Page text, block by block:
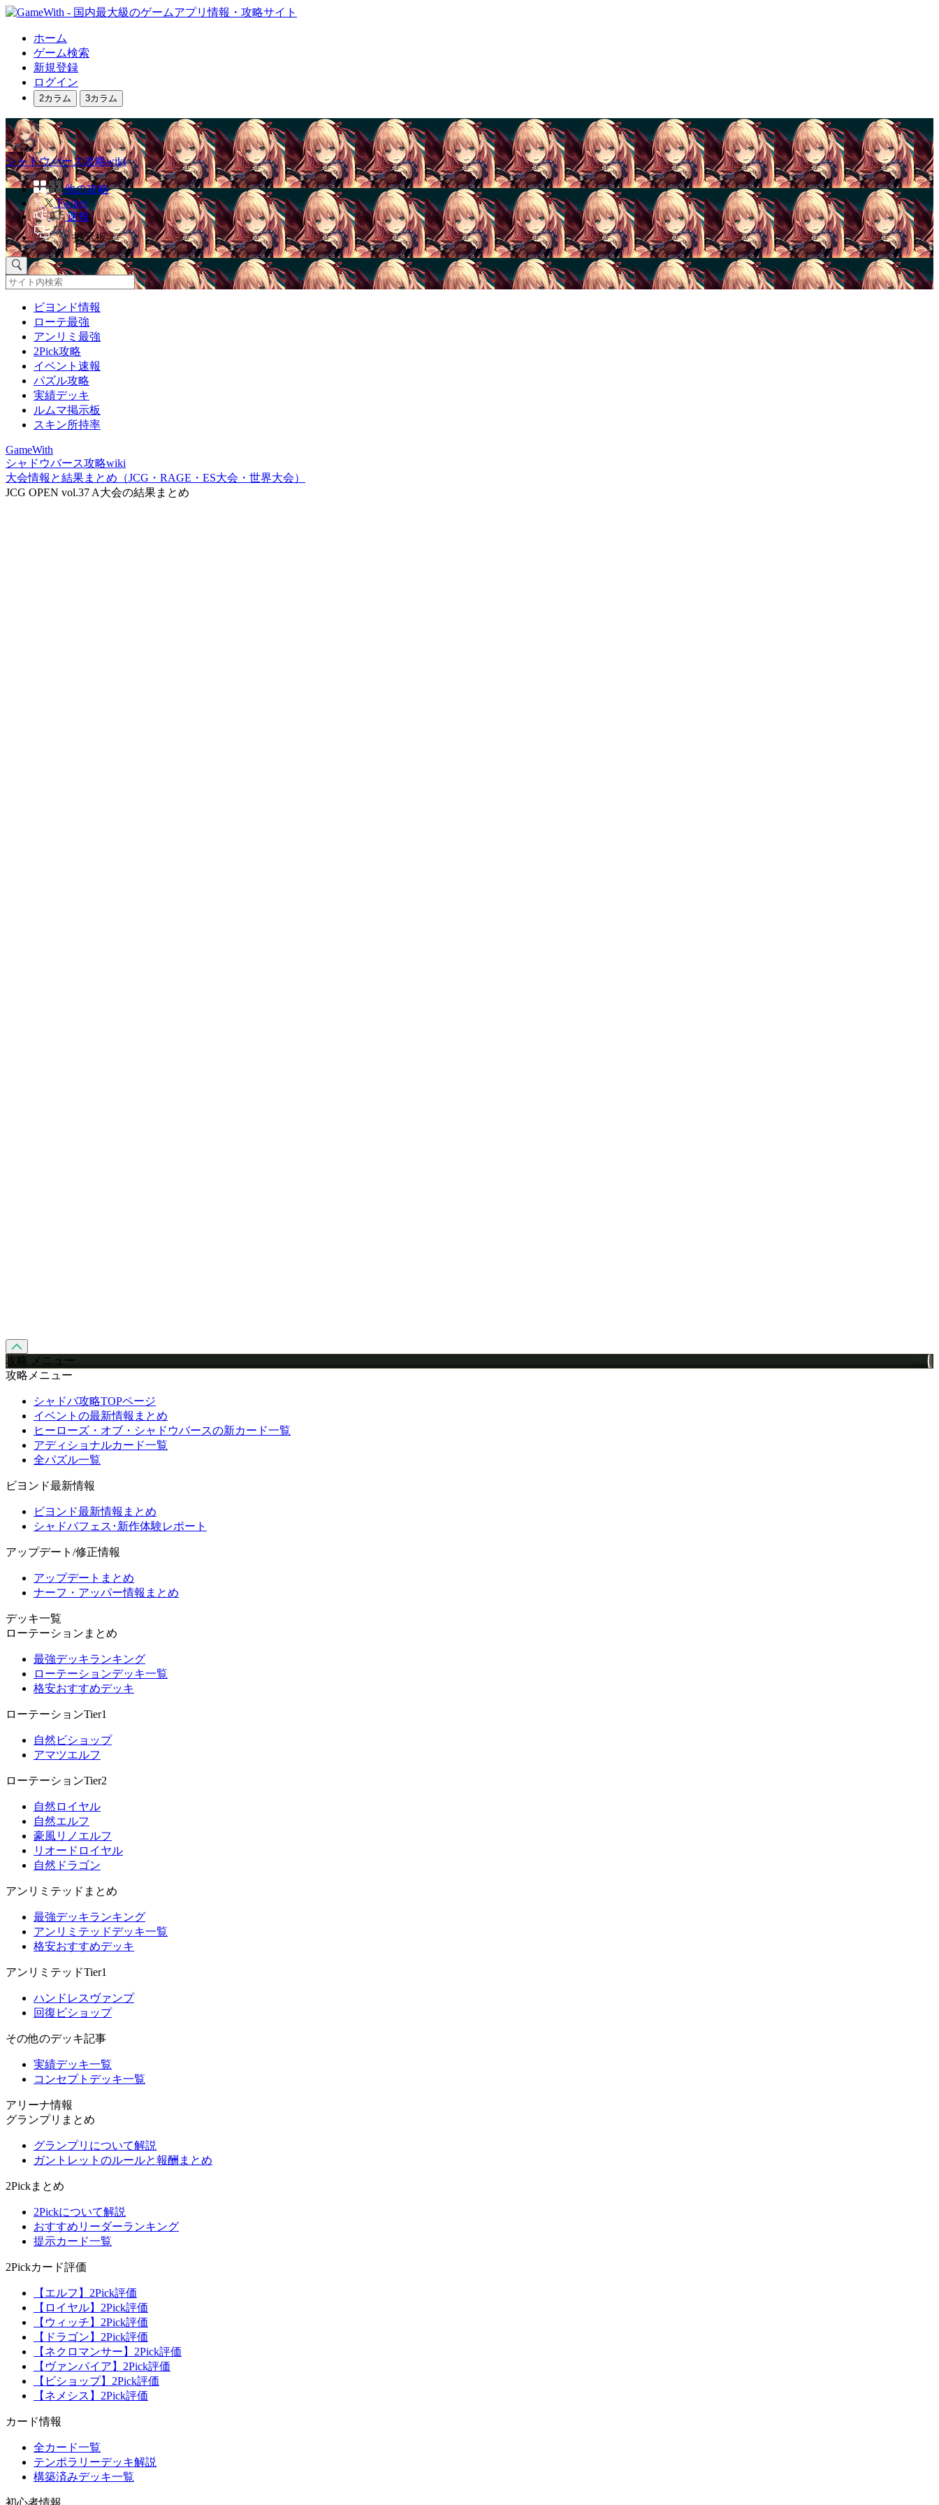
ホーム
ゲーム検索
新規登録
ログイン
2カラム 3カラム
シャドウバース攻略wiki
他の攻略
Twitter
速報
掲示板
ビヨンド情報
ローテ最強
アンリミ最強
2Pick攻略
イベント速報
パズル攻略
実績デッキ
ルムマ掲示板
スキン所持率
GameWith
シャドウバース攻略wiki
大会情報と結果まとめ（JCG・RAGE・ES大会・世界大会）
JCG OPEN vol.37 A大会の結果まとめ
攻略 メニュー
攻略メニュー
シャドバ攻略TOPページ
イベントの最新情報まとめ
ヒーローズ・オブ・シャドウバースの新カード一覧
アディショナルカード一覧
全パズル一覧
ビヨンド最新情報
ビヨンド最新情報まとめ
シャドバフェス･新作体験レポート
アップデート/修正情報
アップデートまとめ
ナーフ・アッパー情報まとめ
デッキ一覧
ローテーションまとめ
最強デッキランキング
ローテーションデッキ一覧
格安おすすめデッキ
ローテーションTier1
自然ビショップ
アマツエルフ
ローテーションTier2
自然ロイヤル
自然エルフ
豪風リノエルフ
リオードロイヤル
自然ドラゴン
アンリミテッドまとめ
最強デッキランキング
アンリミテッドデッキ一覧
格安おすすめデッキ
アンリミテッドTier1
ハンドレスヴァンプ
回復ビショップ
その他のデッキ記事
実績デッキ一覧
コンセプトデッキ一覧
アリーナ情報
グランプリまとめ
グランプリについて解説
ガントレットのルールと報酬まとめ
2Pickまとめ
2Pickについて解説
おすすめリーダーランキング
提示カード一覧
2Pickカード評価
【エルフ】2Pick評価
【ロイヤル】2Pick評価
【ウィッチ】2Pick評価
【ドラゴン】2Pick評価
【ネクロマンサー】2Pick評価
【ヴァンパイア】2Pick評価
【ビショップ】2Pick評価
【ネメシス】2Pick評価
カード情報
全カード一覧
テンポラリーデッキ解説
構築済みデッキ一覧
初心者情報